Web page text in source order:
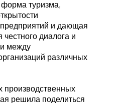
туризма,
и дающая
диалога и
между
различных
производственных
решила поделиться